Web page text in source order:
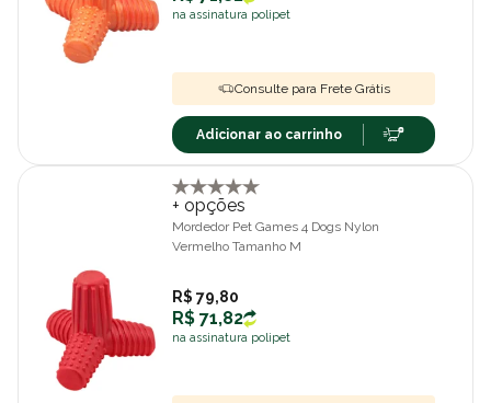
na assinatura polipet
Consulte para Frete Grátis
Adicionar ao carrinho
+ opções
Mordedor Pet Games 4 Dogs Nylon
Vermelho Tamanho M
R$ 79,80
R$ 71,82
na assinatura polipet